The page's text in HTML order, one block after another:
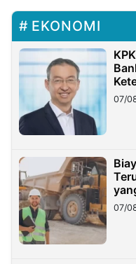
EKONOMI
07/
07/